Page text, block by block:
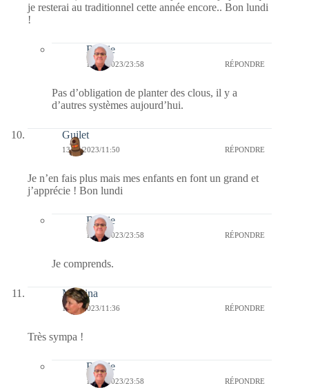
je resterai au traditionnel cette année encore.. Bon lundi
!
Bernie
13/11/2023/23:58 RÉPONDRE
Pas d’obligation de planter des clous, il y a
d’autres systèmes aujourd’hui.
Guilet
13/11/2023/11:50 RÉPONDRE
Je n’en fais plus mais mes enfants en font un grand et
j’apprécie ! Bon lundi
Bernie
13/11/2023/23:58 RÉPONDRE
Je comprends.
Mamina
13/11/2023/11:36 RÉPONDRE
Très sympa !
Bernie
13/11/2023/23:58 RÉPONDRE